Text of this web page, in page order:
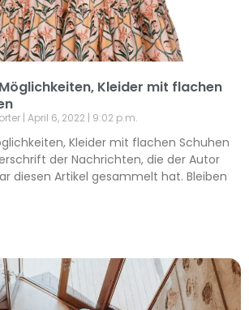
Kleider mit flachen
April 6, 2022 9:02 p.m.
Kleider mit flachen Schuhen
der Nachrichten, die der Autor
diesen Artikel gesammelt hat. Bleiben